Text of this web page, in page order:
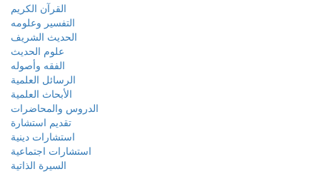
القرآن الكريم
التفسير وعلومه
الحديث الشريف
علوم الحديث
الفقه وأصوله
الرسائل العلمية
الأبحاث العلمية
الدروس والمحاضرات
تقديم استشارة
استشارات دينية
استشارات اجتماعية
السيرة الذاتية